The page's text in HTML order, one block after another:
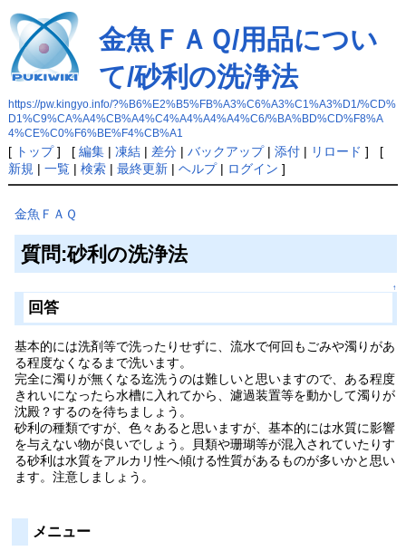
金魚ＦＡＱ/用品につい
て/砂利の洗浄法
https://pw.kingyo.info/?%B6%E2%B5%FB%A3%C6%A3%C1%A3%D1/%CD%
D1%C9%CA%A4%CB%A4%C4%A4%A4%A4%C6/%BA%BD%CD%F8%A
4%CE%C0%F6%BE%F4%CB%A1
[ トップ] [ 編集| 凍結| 差分| バックアップ| 添付| リロード ] [
新規 | 一覧| 検索| 最終更新| ヘルプ| ログイン ]
金魚ＦＡＱ
質問:砂利の洗浄法
↑
回答
基本的には洗剤等で洗ったりせずに、流水で何回もごみや濁りがあ
る程度なくなるまで洗います。
完全に濁りが無くなる迄洗うのは難しいと思いますので、ある程度
きれいになったら水槽に入れてから、濾過装置等を動かして濁りが
沈殿？するのを待ちましょう。
砂利の種類ですが、色々あると思いますが、基本的には水質に影響
を与えない物が良いでしょう。貝類や珊瑚等が混入されていたりす
る砂利は水質をアルカリ性へ傾ける性質があるものが多いかと思い
ます。注意しましょう。
メニュー